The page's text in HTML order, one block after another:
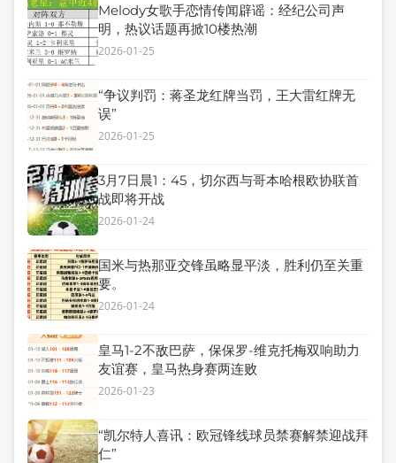
Melody女歌手恋情传闻辟谣：经纪公司声
明，热议话题再掀10楼热潮
2026-01-25
“争议判罚：蒋圣龙红牌当罚，王大雷红牌无
误”
2026-01-25
3月7日晨1：45，切尔西与哥本哈根欧协联首
战即将开战
2026-01-24
国米与热那亚交锋虽略显平淡，胜利仍至关重
要。
2026-01-24
皇马1-2不敌巴萨，保保罗-维克托梅双响助力
友谊赛，皇马热身赛两连败
2026-01-23
“凯尔特人喜讯：欧冠锋线球员禁赛解禁迎战拜
仁”